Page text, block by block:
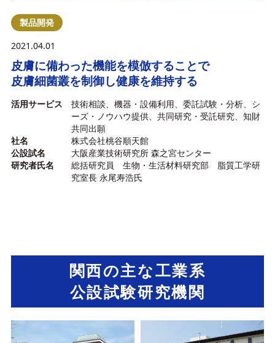
製品開発
2021.04.01
皮膚に備わった機能を模倣することで
皮膚細菌叢を制御し健康を維持する
活用サービス
技術相談、機器・設備利用、委託試験・分析、シ
ーズ・ノウハウ提供、共同研究・受託研究、知財
共同出願
社名
株式会社桃谷順天館
公設試名
大阪産業技術研究所 森之宮センター
研究者氏名
総括研究員 生物・生活材料研究部 脂質工学研
究室長 永尾寿浩氏
関西の主な工業系
公設試験研究機関